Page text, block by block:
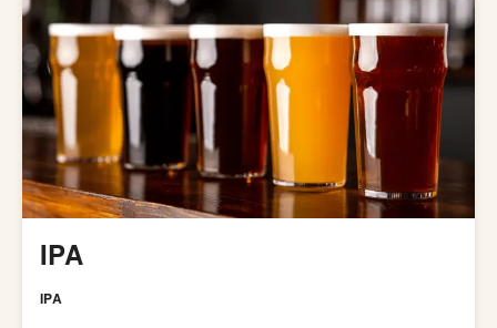
規模を誇っています。最高級の醸造設備を持ち、35HLの4
槽式醸造所や、実験的な24HLタンクから最大の140HLタ
ンクまで計16基の発酵槽、CFTクラフトマスター自動缶
詰ライン、ライビンガー瓶詰ラインなどを備えています。
Carbon Brewsは、最大8種類の定番ビールと、年間20種
類の季節限定ビールやスペシャルリリースを提供してお
り、特にダブルヘイジーIPA「クレイジーリッチルプリン
ズ」や、ピンク色のベルリナーヴァイス「サワーパンチ」
東京・赤坂に世界初のタップルーム「Carbon Brews
Tokyo」がオープンしました。ここでは、Carbon Brews
IPA
IPA